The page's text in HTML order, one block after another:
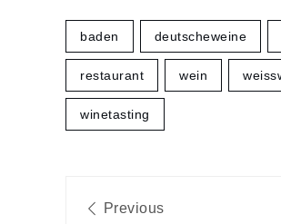
baden deutscheweine
restaurant wein
winetasting
Previous